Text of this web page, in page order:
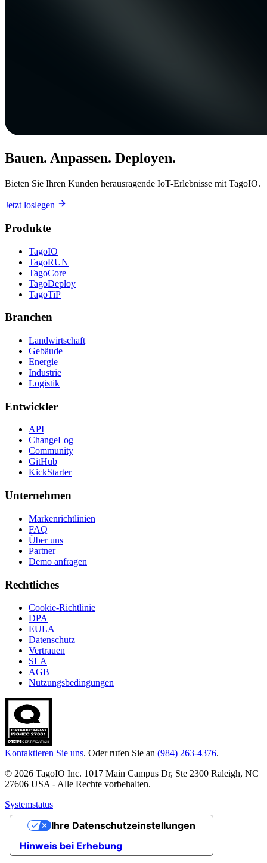
Bauen. Anpassen. Deployen.
Bieten Sie Ihren Kunden herausragende IoT-Erlebnisse mit TagoIO.
Jetzt loslegen
Produkte
TagoIO
TagoRUN
TagoCore
TagoDeploy
TagoTiP
Branchen
Landwirtschaft
Gebäude
Energie
Industrie
Logistik
Entwickler
API
ChangeLog
Community
GitHub
KickStarter
Unternehmen
Markenrichtlinien
FAQ
Über uns
Partner
Demo anfragen
Rechtliches
Cookie-Richtlinie
DPA
EULA
Datenschutz
Vertrauen
SLA
AGB
Nutzungsbedingungen
Kontaktieren Sie uns. Oder rufen Sie an (984) 263-4376.
© 2026 TagoIO Inc. 1017 Main Campus Dr, Ste 2300 Raleigh, NC
27606 USA - Alle Rechte vorbehalten.
Systemstatus
Hinweis bei Erhebung
Ihre Datenschutzeinstellungen